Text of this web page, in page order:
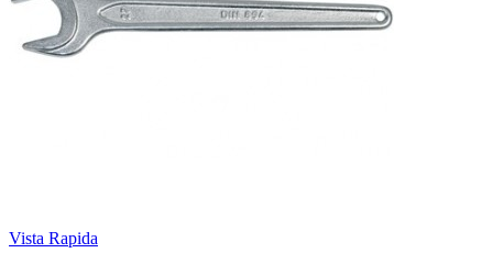
Vista Rapida